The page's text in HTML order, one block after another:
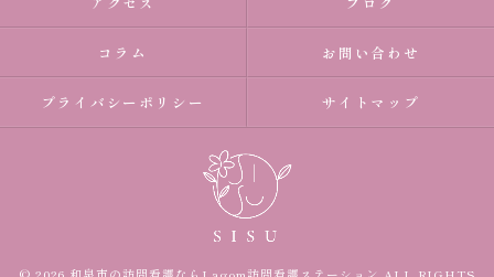
コラム お問い合わせ
プライバシーポリシー サイトマップ